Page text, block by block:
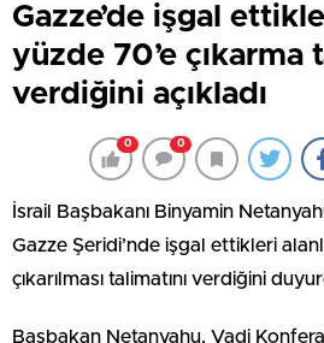
Gazze’de işgal
yüzde 70’e çıkarma
verdiğini açıkladı
0 0
İsrail Başbakanı Binyamin
Gazze Şeridi’nde işgal ettikleri
çıkarılması talimatını verdiğini
Başbakan Netanyahu, Vadi